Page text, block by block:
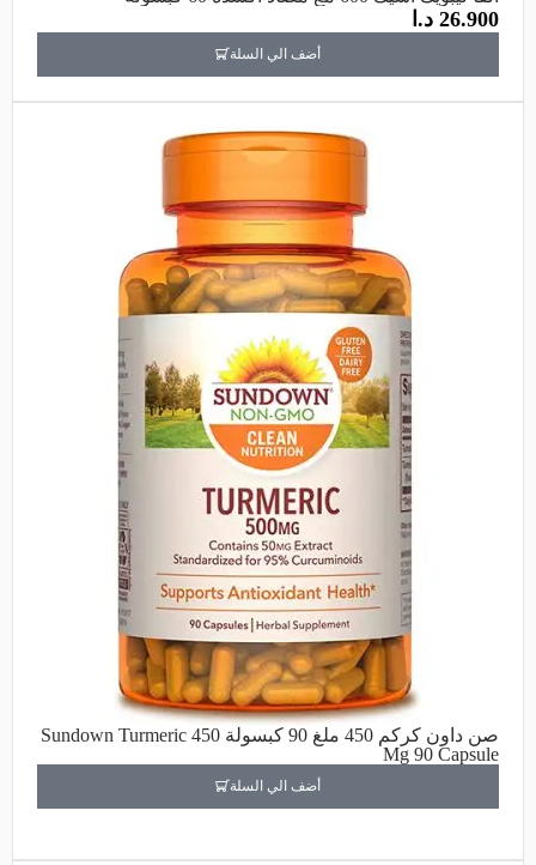
26.900 د.ا
أضف الي السلة
صن داون كركم 450 ملغ 90 كبسولة Sundown Turmeric 450
Mg 90 Capsule
أضف الي السلة